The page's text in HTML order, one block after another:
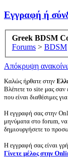
Εγγραφή ή
Greek BDSM
Forums > BDSM
Απόκρυψη
Καλώς ήρθατε στην
Βλέπετε το site μας σαν
που είναι διαθέσιμες
Η εγγραφή σας στην
μηνύματα στο forum, να
δημιουργήσετε το
Η εγγραφή σας είναι
Γίνετε μέλος στην